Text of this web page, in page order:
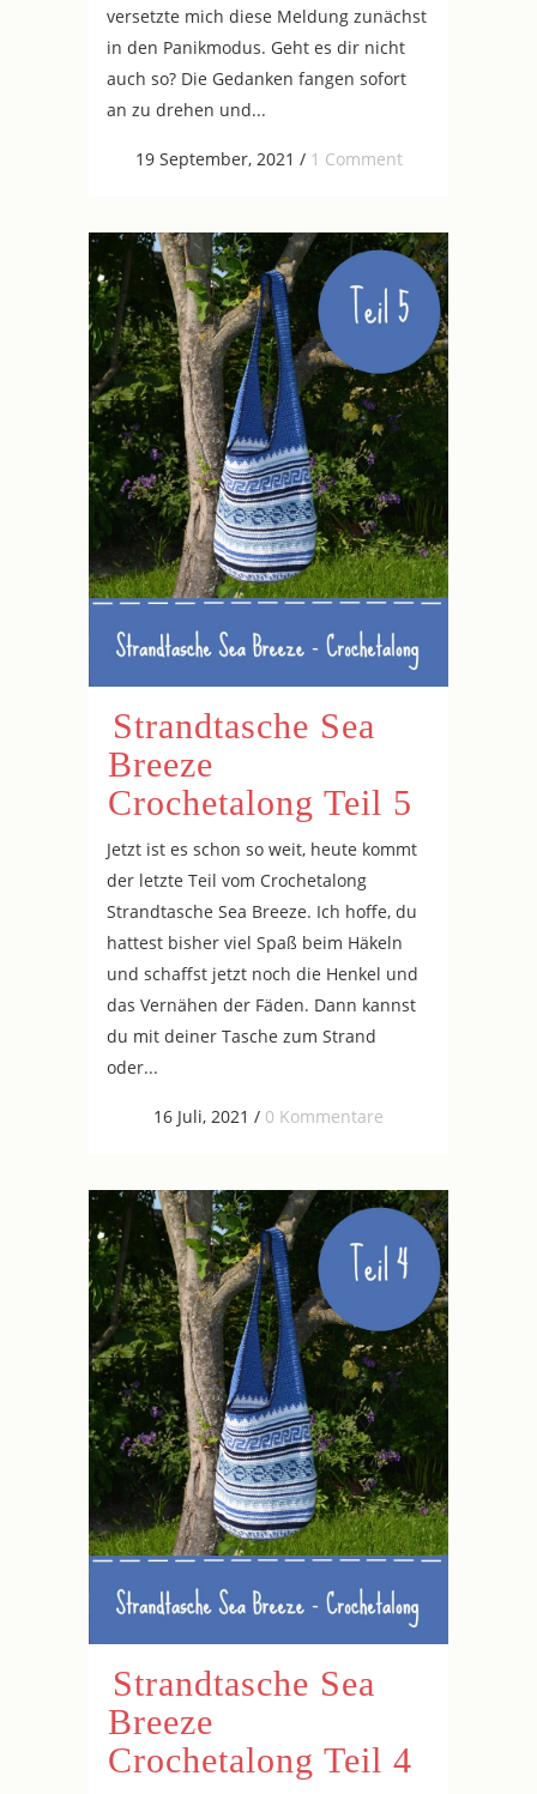
versetzte mich diese Meldung zunächst
in den Panikmodus. Geht es dir nicht
auch so? Die Gedanken fangen sofort
an zu drehen und...
19 September, 2021 / 1 Comment
Strandtasche Sea
Breeze
Crochetalong Teil 5
Jetzt ist es schon so weit, heute kommt
der letzte Teil vom Crochetalong
Strandtasche Sea Breeze. Ich hoffe, du
hattest bisher viel Spaß beim Häkeln
und schaffst jetzt noch die Henkel und
das Vernähen der Fäden. Dann kannst
du mit deiner Tasche zum Strand
oder...
16 Juli, 2021 / 0 Kommentare
Strandtasche Sea
Breeze
Crochetalong Teil 4